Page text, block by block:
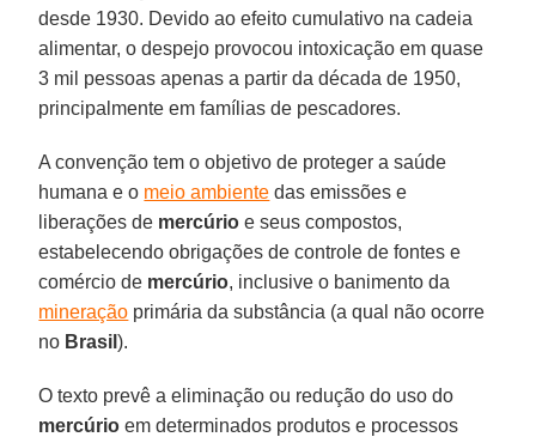
desde 1930. Devido ao efeito cumulativo na cadeia
alimentar, o despejo provocou intoxicação em quase
3 mil pessoas apenas a partir da década de 1950,
principalmente em famílias de pescadores.
A convenção tem o objetivo de proteger a saúde
humana e o meio ambiente das emissões e
liberações de mercúrio e seus compostos,
estabelecendo obrigações de controle de fontes e
comércio de mercúrio, inclusive o banimento da
mineração primária da substância (a qual não ocorre
no Brasil).
O texto prevê a eliminação ou redução do uso do
mercúrio em determinados produtos e processos